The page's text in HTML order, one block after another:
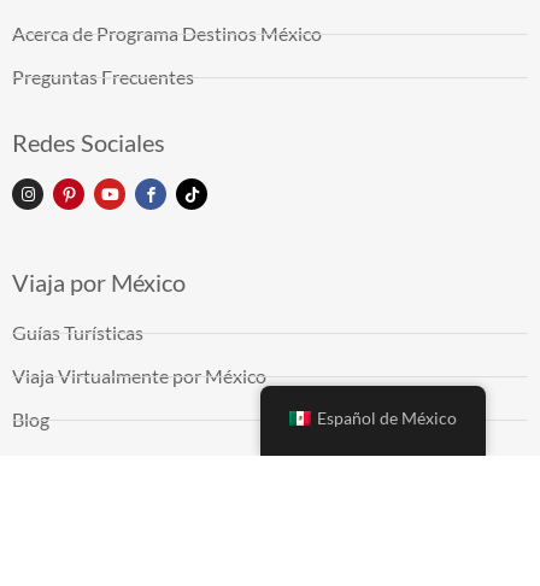
Acerca de Programa Destinos México
Preguntas Frecuentes
Redes Sociales
Viaja por México
Guías Turísticas
Viaja Virtualmente por México
Blog
Español de México